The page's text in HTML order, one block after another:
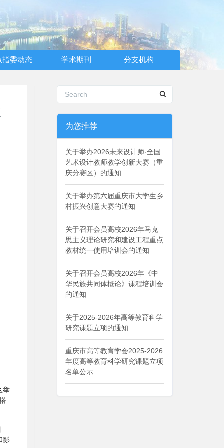
指委动态 学术期刊 分支机构
举
影
为您推荐
关于举办2026未来设计师·全国
艺术设计教师教学创新大赛（重
庆分赛区）的通知
关于举办第六届重庆市大学生乡
村振兴创意大赛的通知
关于召开会员高校2026年马克
思主义理论研究和建设工程重点
教材统一使用培训会的通知
关于召开会员高校2026年《中
华民族共同体概论》课程培训会
的通知
关于2025-2026年高等教育科学
研究课题立项的通知
重庆市高等教育学会2025-2026
年度高等教育科学研究课题立项
名单公示